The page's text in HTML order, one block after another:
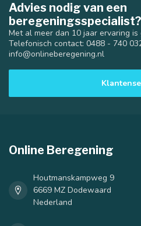
Advies nodig van een
beregeningsspecialist?
Met al meer dan 10 jaar ervaring
Telefonisch contact: 0488 - 740
info@onlineberegening.nl
Online Beregening
Houtmanskampweg 9
6669 MZ Dodewaard
Nederland